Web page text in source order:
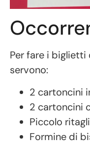
Per fare i biglietti
servono:
2 cartoncini
2 cartoncini
Piccolo
Formine di